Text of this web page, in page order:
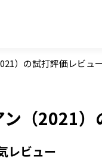
）の試打評価レビュー
（2021）
レビュー